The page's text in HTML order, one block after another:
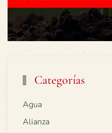
Categorías
Agua
Alianza